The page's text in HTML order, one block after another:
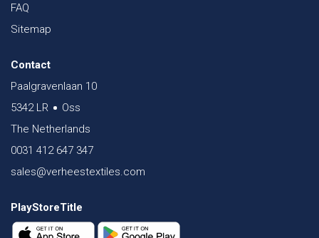
FAQ
Sitemap
Contact
Paalgravenlaan 10
5342 LR
Oss
The Netherlands
0031 412 647 347
sales@verheestextiles.com
PlayStoreTitle